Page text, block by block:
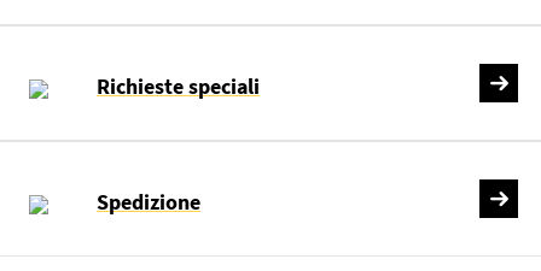
Richieste speciali
Spedizione